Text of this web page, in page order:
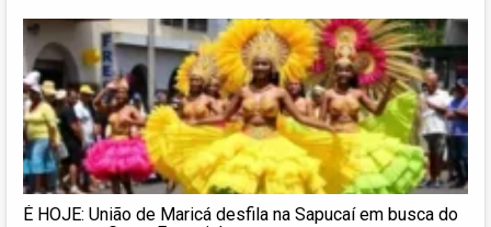
É HOJE: União de Maricá desfila na Sapucaí em busca do